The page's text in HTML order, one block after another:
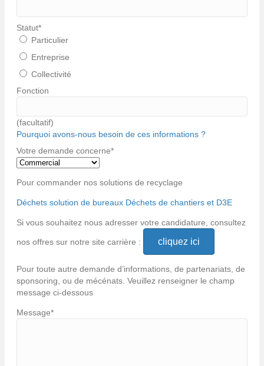
Statut*
Particulier
Entreprise
Collectivité
Fonction
(facultatif)
Pourquoi avons-nous besoin de ces informations ?
Votre demande concerne*
Pour commander nos solutions de recyclage
Déchets solution de bureaux Déchets de chantiers et D3E
Si vous souhaitez nous adresser votre candidature, consultez
nos offres sur notre site carrière : cliquez ici
Pour toute autre demande d’informations, de partenariats, de
sponsoring, ou de mécénats. Veuillez renseigner le champ
message ci-dessous
Message*